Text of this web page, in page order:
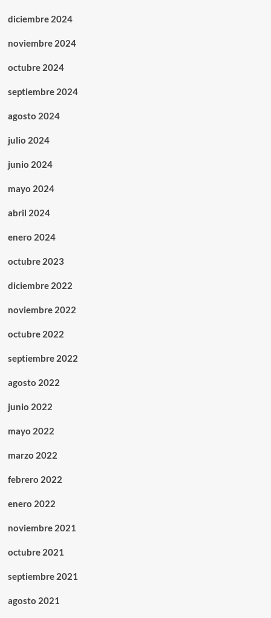
diciembre 2024
noviembre 2024
octubre 2024
septiembre 2024
agosto 2024
julio 2024
junio 2024
mayo 2024
abril 2024
enero 2024
octubre 2023
diciembre 2022
noviembre 2022
octubre 2022
septiembre 2022
agosto 2022
junio 2022
mayo 2022
marzo 2022
febrero 2022
enero 2022
noviembre 2021
octubre 2021
septiembre 2021
agosto 2021